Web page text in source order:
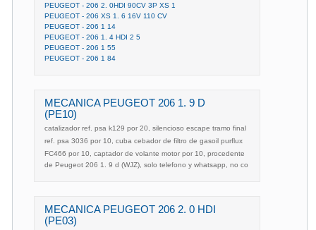
PEUGEOT - 206 2. 0HDI 90CV 3P XS 1
PEUGEOT - 206 XS 1. 6 16V 110 CV
PEUGEOT - 206 1 14
PEUGEOT - 206 1. 4 HDI 2 5
PEUGEOT - 206 1 55
PEUGEOT - 206 1 84
MECANICA PEUGEOT 206 1. 9 D
(PE10)
catalizador ref. psa k129 por 20, silencioso escape tramo final
ref. psa 3036 por 10, cuba cebador de filtro de gasoil purflux
FC466 por 10, captador de volante motor por 10, procedente
de Peugeot 206 1. 9 d (WJZ), solo telefono y whatsapp, no co
MECANICA PEUGEOT 206 2. 0 HDI
(PE03)